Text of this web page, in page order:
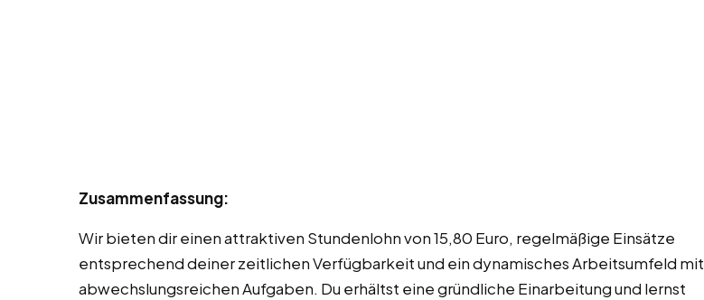
Zusammenfassung:
Wir bieten dir einen attraktiven Stundenlohn von 15,80 Euro, regelmäßige Einsätze
entsprechend deiner zeitlichen Verfügbarkeit und ein dynamisches Arbeitsumfeld mit
abwechslungsreichen Aufgaben. Du erhältst eine gründliche Einarbeitung und lernst